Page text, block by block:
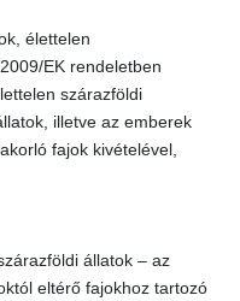
élettelen
EK rendeletben
szárazföldi
illetve az emberek
fajok kivételével,
állatok – az
eltérő fajokhoz tartozó